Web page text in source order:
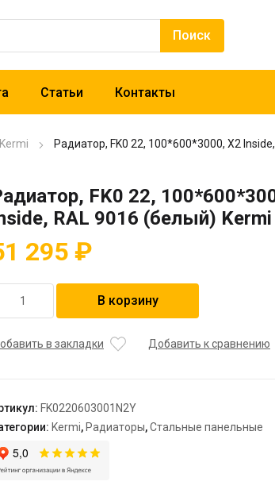
Статьи Контакты
Kermi Радиатор, FK0 22, 100*600*3000, X2
FK0 22,
RAL 9016 (белый) Kermi
295 ₽
В корзину
в закладки Добавить к сравнению
FK0220603001N2Y
Kermi, Радиаторы,Стальные панельные